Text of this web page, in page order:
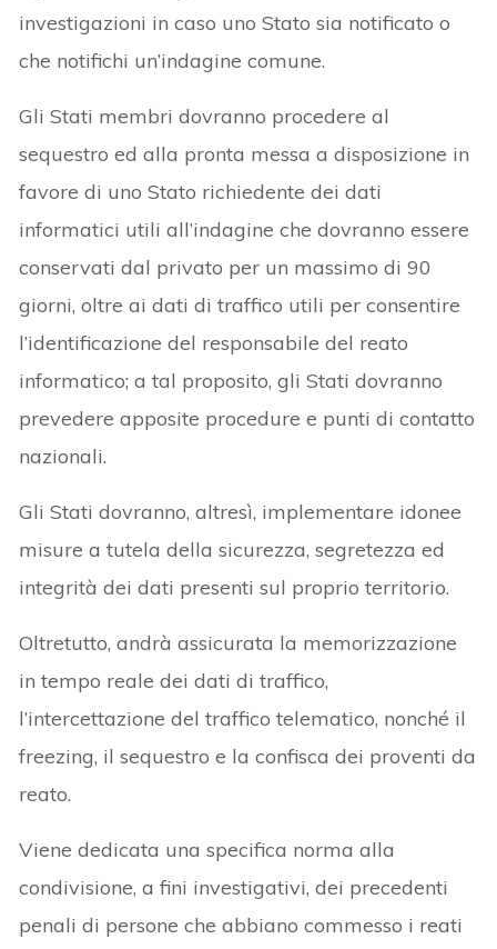
investigazioni in caso uno Stato sia notificato o
che notifichi un’indagine comune.
Gli Stati membri dovranno procedere al
sequestro ed alla pronta messa a disposizione in
favore di uno Stato richiedente dei dati
informatici utili all’indagine che dovranno essere
conservati dal privato per un massimo di 90
giorni, oltre ai dati di traffico utili per consentire
l’identificazione del responsabile del reato
informatico; a tal proposito, gli Stati dovranno
prevedere apposite procedure e punti di contatto
nazionali.
Gli Stati dovranno, altresì, implementare idonee
misure a tutela della sicurezza, segretezza ed
integrità dei dati presenti sul proprio territorio.
Oltretutto, andrà assicurata la memorizzazione
in tempo reale dei dati di traffico,
l’intercettazione del traffico telematico, nonché il
freezing, il sequestro e la confisca dei proventi da
reato.
Viene dedicata una specifica norma alla
condivisione, a fini investigativi, dei precedenti
penali di persone che abbiano commesso i reati